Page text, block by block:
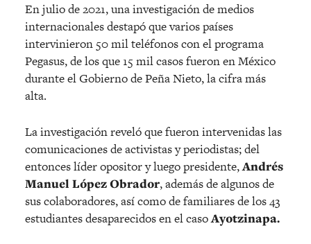
En julio de 2021, una investigación de medios
internacionales destapó que varios países
intervinieron 50 mil teléfonos con el programa
Pegasus, de los que 15 mil casos fueron en México
durante el Gobierno de Peña Nieto, la cifra más
alta.
La investigación reveló que fueron intervenidas las
comunicaciones de activistas y periodistas; del
entonces líder opositor y luego presidente,Andrés
Manuel López Obrador, además de algunos de
sus colaboradores, así como de familiares de los 43
estudiantes desaparecidos en el casoAyotzinapa.